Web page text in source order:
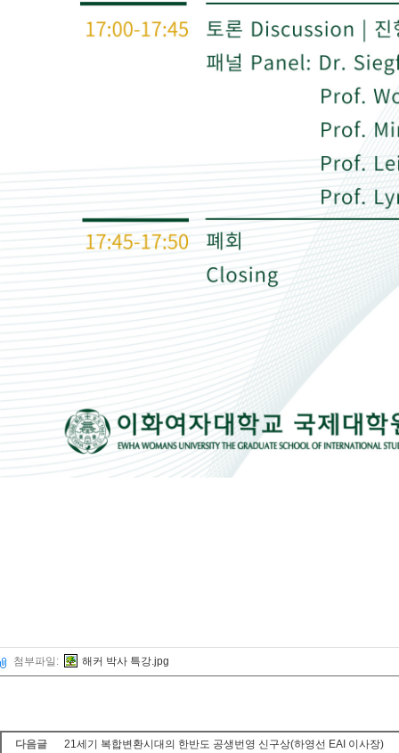
첨부파일: 해커 박사 특강.jpg
다음글
21세기 복합변환시대의 한반도 공생번영 신구상(하영선 EAI 이사장)